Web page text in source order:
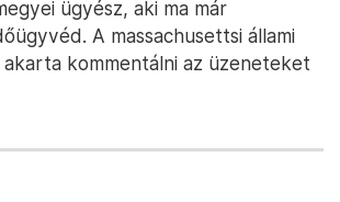
gyanús szálakat.
kommunikációja, nevezetesen
megjegyzései több szakmabelit
A különbség a mostani és